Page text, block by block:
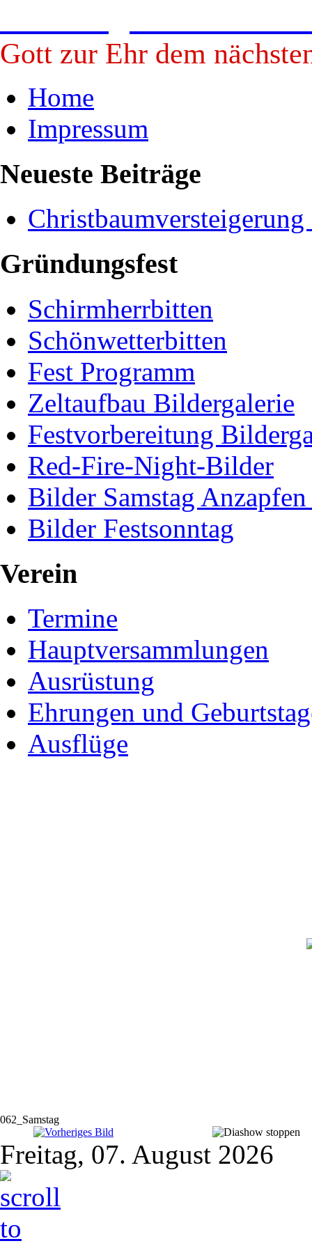
Gott zur Ehr dem
Home
Impressum
Neueste Beiträge
Christbaumversteigerung
Gründungsfest
Schirmherrbitten
Schönwetterbitten
Fest Programm
Zeltaufbau Bildergalerie
Festvorbereitung
Red-Fire-Night-Bilder
Bilder Samstag
Bilder Festsonntag
Verein
Termine
Hauptversammlungen
Ausrüstung
Ehrungen und
Ausflüge
062_Samstag
Freitag, 07. August 2026